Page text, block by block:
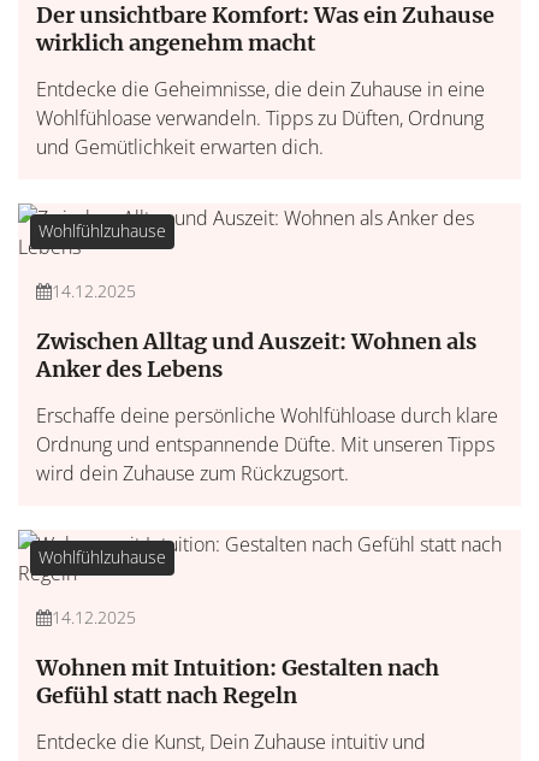
Der unsichtbare Komfort: Was ein Zuhause
wirklich angenehm macht
Entdecke die Geheimnisse, die dein Zuhause in eine
Wohlfühloase verwandeln. Tipps zu Düften, Ordnung
und Gemütlichkeit erwarten dich.
Wohlfühlzuhause
14.12.2025
Zwischen Alltag und Auszeit: Wohnen als
Anker des Lebens
Erschaffe deine persönliche Wohlfühloase durch klare
Ordnung und entspannende Düfte. Mit unseren Tipps
wird dein Zuhause zum Rückzugsort.
Wohlfühlzuhause
14.12.2025
Wohnen mit Intuition: Gestalten nach
Gefühl statt nach Regeln
Entdecke die Kunst, Dein Zuhause intuitiv und